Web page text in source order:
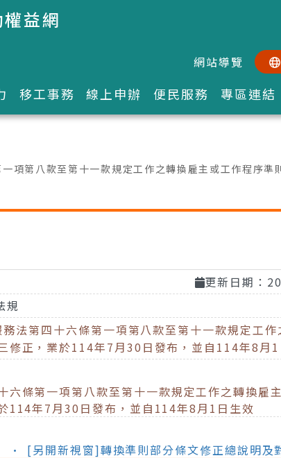
益網
:::網站導覽
移工事務 線上申辦 便民服務 專區連結
項第八款至第十一款規定工作之轉換雇主或工作程序
更新日期：
規
法第四十六條第一項第八款至第十一款規定工
修正，業於114年7月30日發布，並自114年8月1
六條第一項第八款至第十一款規定工作之轉換
114年7月30日發布，並自114年8月1日生效
• [另開新視窗]轉換準則部分條文修正總說明及